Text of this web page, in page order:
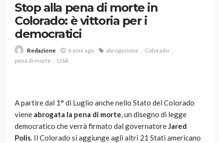
Stop alla pena di morte in
Colorado: è vittoria per i
democratici
Redazione 6 anni ago abrogazione
Colorado
pena di morte
USA
A partire dal 1° di Luglio anche nello Stato del Colorado
viene abrogata la pena di morte, un disegno di legge
democratico che verrà firmato dal governatoreJared
Polis. Il Colorado si aggiunge agli altri 21 Stati americano